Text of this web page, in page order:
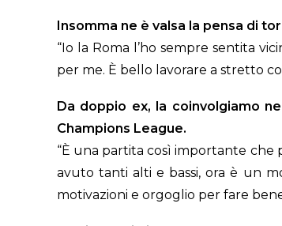
Insomma ne è valsa la pensa di
“Io la Roma l’ho sempre sentita
per me. È bello lavorare a stretto
Da doppio ex, la coinvolgiamo
Champions League.
“È una partita così importante che
avuto tanti alti e bassi, ora è un
motivazioni e orgoglio per fare